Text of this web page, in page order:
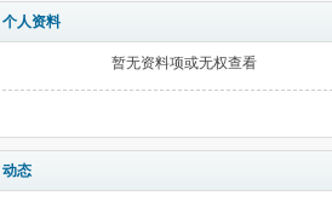
个人资料
暂无资料项或无权查看
动态